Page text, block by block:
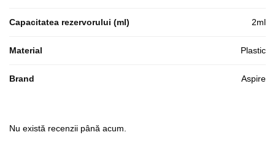
Capacitatea rezervorului (ml) 2ml
Material Plastic
Brand Aspire
Nu există recenzii până acum.